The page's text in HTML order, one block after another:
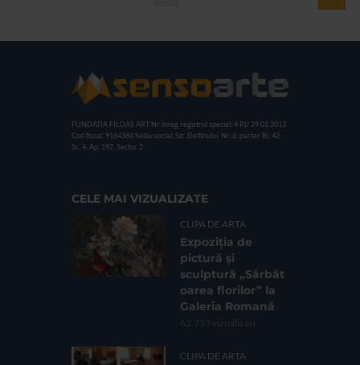
FUNDATIA FILDAS ART Nr inreg registrul special: 4 PJ/ 29.01.2013
Cod fiscal: 9164384 Sediu social: Str. Delfinului, Nr. 6, parter Bl. 42,
Sc. 4, Ap. 197, Sector 2
CELE MAI VIZUALIZATE
CLIPA DE ARTA
Expoziția de
pictură și
sculptură „Sărbăt
oarea florilor” la
Galeria Romană
62.733 vizualizari
CLIPA DE ARTA